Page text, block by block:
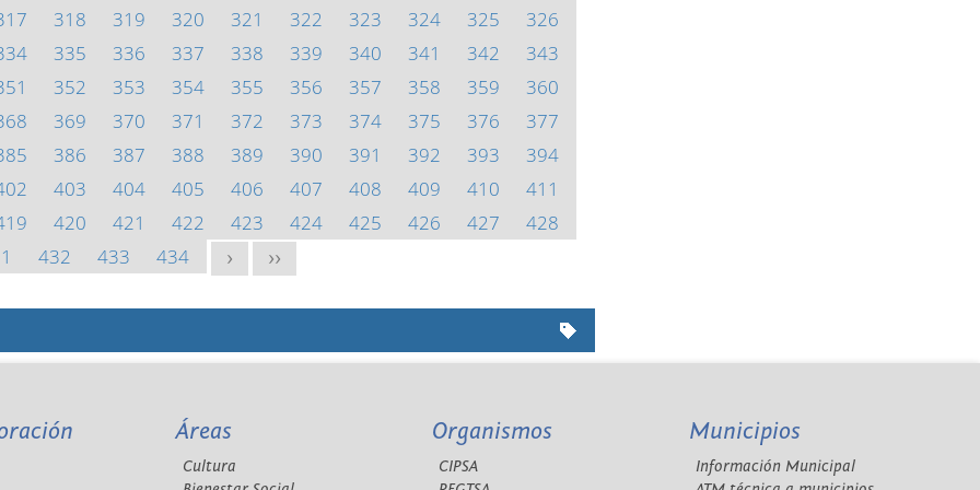
318 319 320 321 322 323 324 325
326
335 336 337 338 339 340 341 342
343
352 353 354 355 356 357 358 359
360
369 370 371 372 373 374 375 376
377
386 387 388 389 390 391 392 393
394
403 404 405 406 407 408 409 410
411
420 421 422 423 424 425 426 427
428
432 433 434 > >>
Áreas
Cultura
Organismos
CIPSA
Municipios
Información Municipal